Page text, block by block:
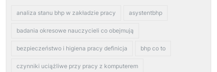
analiza stanu bhp w zakładzie pracy asystentbhp
badania okresowe nauczycieli co obejmują
bezpieczeństwo i higiena pracy definicja bhp co to
czynniki uciążliwe przy pracy z komputerem